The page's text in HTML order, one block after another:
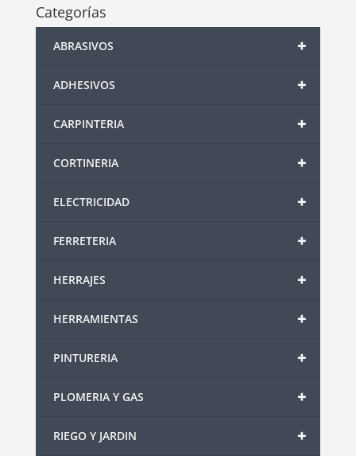
Categorías
+
ABRASIVOS
+
ADHESIVOS
+
CARPINTERIA
+
CORTINERIA
+
ELECTRICIDAD
+
FERRETERIA
+
HERRAJES
+
HERRAMIENTAS
+
PINTURERIA
+
PLOMERIA Y GAS
+
RIEGO Y JARDIN